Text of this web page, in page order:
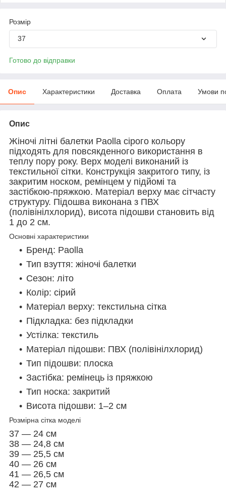
Розмір
37
Готово до відправки
Опис Характеристики Доставка Оплата Умови
Опис
Жіночі літні балетки Paolla сірого кольору
підходять для повсякденного використання в
теплу пору року. Верх моделі виконаний із
текстильної сітки. Конструкція закритого типу, із
закритим носком, ремінцем у підйомі та
застібкою-пряжкою. Матеріал верху має сітчасту
структуру. Підошва виконана з ПВХ
(полівінілхлорид), висота підошви становить від
1 до 2 см.
Основні характеристики
Бренд: Paolla
Тип взуття: жіночі балетки
Сезон: літо
Колір: сірий
Матеріал верху: текстильна сітка
Підкладка: без підкладки
Устілка: текстиль
Матеріал підошви: ПВХ (полівінілхлорид)
Тип підошви: плоска
Застібка: ремінець із пряжкою
Тип носка: закритий
Висота підошви: 1–2 см
Розмірна сітка моделі
37 — 24 см
38 — 24,8 см
39 — 25,5 см
40 — 26 см
41 — 26,5 см
42 — 27 см